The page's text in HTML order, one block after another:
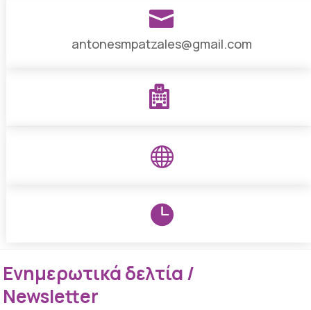

antonesmpatzales@gmail.com



Ενημερωτικά δελτία /
Newsletter